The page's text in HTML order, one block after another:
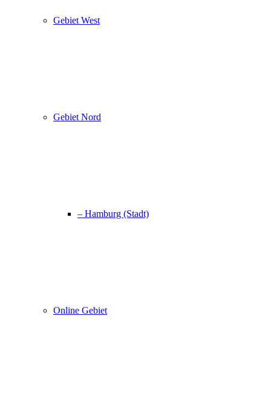
Gebiet West
Gebiet Nord
– Hamburg (Stadt)
Online Gebiet